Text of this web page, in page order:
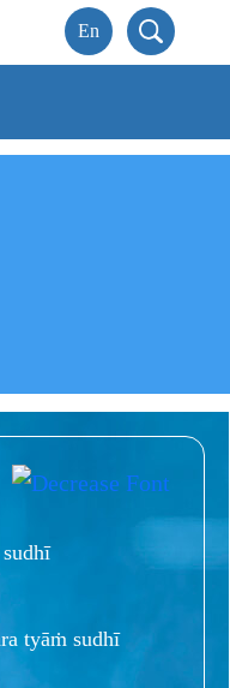
tyāṁ sudhī